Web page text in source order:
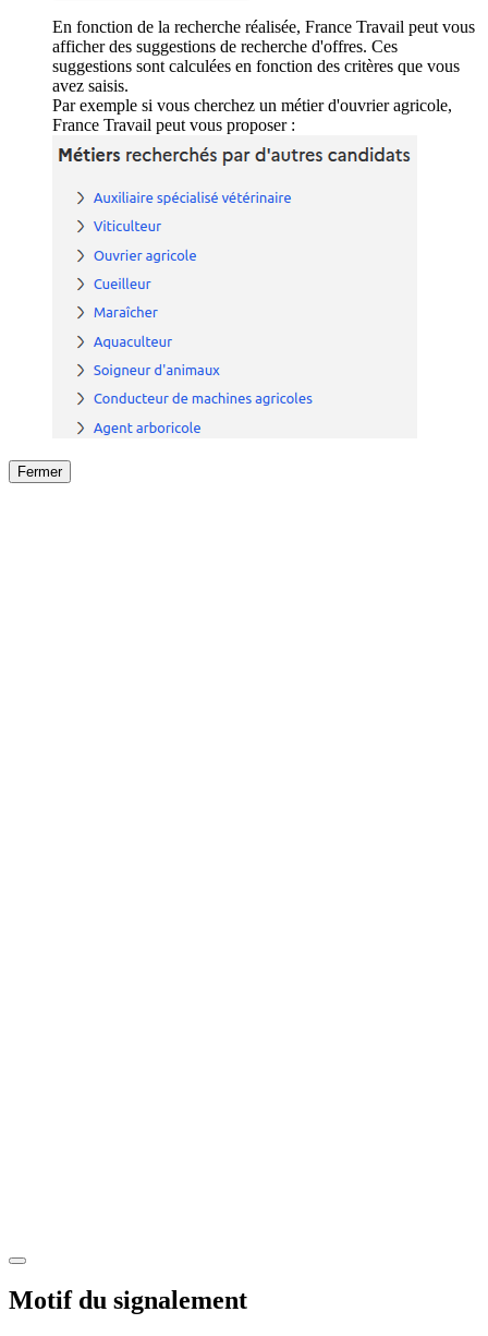
En fonction de la recherche réalisée, France Travail peut vous
afficher des suggestions de recherche d'offres. Ces
suggestions sont calculées en fonction des critères que vous
avez saisis.
Par exemple si vous cherchez un métier d'ouvrier agricole,
France Travail peut vous proposer :
Fermer
Motif du signalement